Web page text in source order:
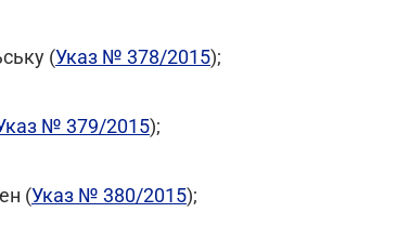
(Указ № 378/2015);
№ 379/2015);
(Указ № 380/2015);